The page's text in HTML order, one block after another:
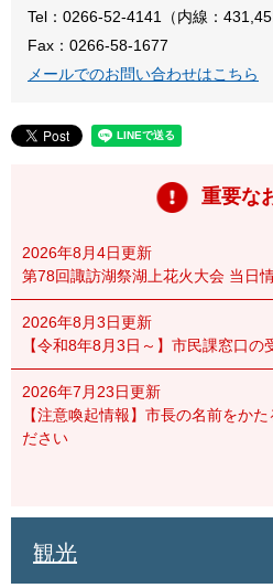
Tel：0266-52-4141（内線：
Fax：0266-58-1677
メールでのお問い合わせはこちら
重要な
2026年8月4日更新
第78回諏訪湖祭湖上花火大会 当日
2026年8月3日更新
【令和8年8月3日～】市民課窓口
2026年7月23日更新
【注意喚起情報】市長の名前をか
ださい
観光